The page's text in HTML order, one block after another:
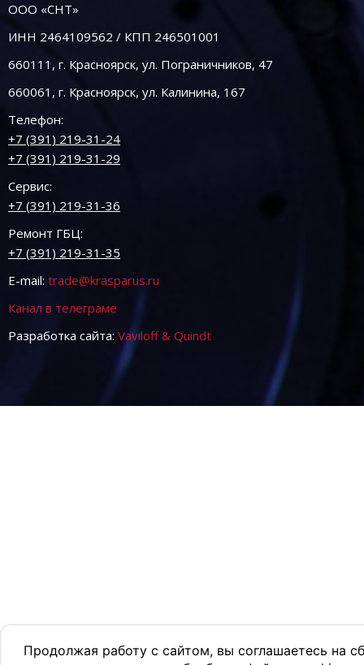
Продолжая работу с сайтом, вы соглашаетесь на
ООО «СНТ»
ИНН 2464109562 / КПП 246501001
660111, г. Красноярск, ул. Пограничников, 47
660061, г. Красноярск, ул. Калинина, 167
Телефон:
+7 (391) 219-31-24
+7 (391) 219-31-29
Сервис:
+7 (391) 219-31-36
Ремонт ГБЦ:
+7 (391) 219-31-35
E-mail: trade@krasparus.ru
Канал в телеграме
Разработка сайта: Vaviloff & Quindt